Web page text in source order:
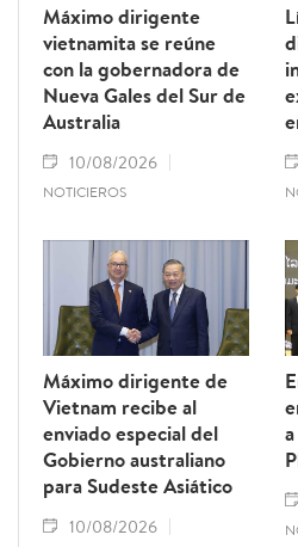
Máximo dirigente
vietnamita se reúne
con la gobernadora de
Nueva Gales del Sur de
Australia
10/08/2026
NOTICIEROS
Máximo dirigente de
Vietnam recibe al
enviado especial del
Gobierno australiano
para Sudeste Asiático
10/08/2026